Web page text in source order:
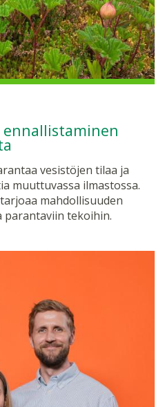
vesistöjen tilaa ja
muuttuvassa ilmastossa.
mahdollisuuden
tekoihin.